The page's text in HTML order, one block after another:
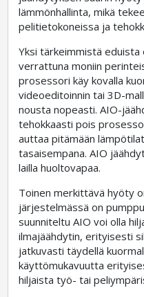
lämmönhallinta, mikä
pelitietokoneissa ja
Yksi tärkeimmistä
verrattuna moniin
prosessori käy kovalla
videoeditoinnin tai 3D-
nousta nopeasti. AIO-
tehokkaasti pois
auttaa pitämään
tasaisempana. AIO
lailla huoltovapaa.
Toinen merkittävä hyöty
järjestelmässä on
suunniteltu AIO voi olla
ilmajäähdytin, erityisesti
jatkuvasti täydellä
käyttömukavuutta
hiljaista työ- tai